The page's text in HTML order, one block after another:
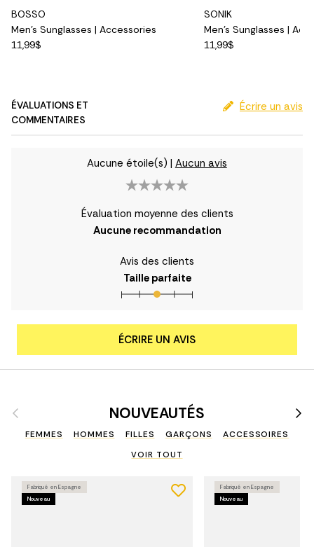
BOSSO
Men's Sunglasses | Accessories
11,99$
SONIK
Men's Sunglasses |
11,99$
ÉVALUATIONS ET
COMMENTAIRES
Écrire un avis
Aucune étoile(s) | Aucun avis
Évaluation moyenne des clients
Aucune recommandation
Avis des clients
Taille parfaite
ÉCRIRE UN AVIS
Précédent NOUVEAUTÉS
FEMMES HOMMES FILLES GARÇONS ACCESSOIRES
VOIR TOUT
Fabriqué en Espagne
Nouveau
Fabriqué en Espagne
Nouveau